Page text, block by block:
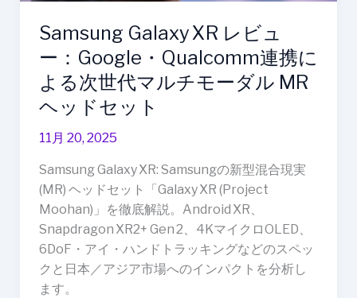
Samsung Galaxy XR レビュ
ー：Google・Qualcomm連携に
よる次世代マルチモーダル MR
ヘッドセット
11月 20, 2025
Samsung Galaxy XR: Samsungの新型混合現実
(MR) ヘッドセット「Galaxy XR (Project
Moohan)」を徹底解説。Android XR、
Snapdragon XR2+ Gen 2、4KマイクロOLED、
6DoF・アイ・ハンドトラッキングなどのスペッ
クと日本／アジア市場へのインパクトを分析し
ます。
に
る
次
世
代
ル
チ
モ
ー
ダ
ル
MR